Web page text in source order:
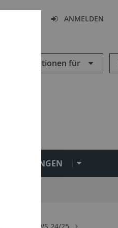
ANMELDEN
Informationen für
EINRICHTUNGEN
WS 24/25